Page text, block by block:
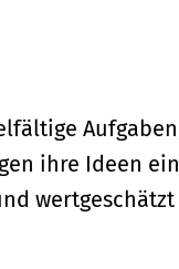
ihre Ideen